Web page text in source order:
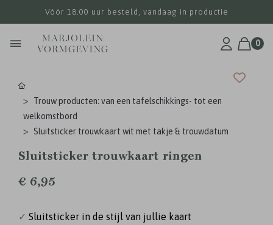
Vóór 18.00 uur besteld, vandaag in productie
0
Trouw producten: van een tafelschikkings- tot een
welkomstbord
Sluitsticker trouwkaart wit met takje & trouwdatum
Sluitsticker trouwkaart ringen
€ 6,95
✓ Sluitsticker in de stijl van jullie kaart